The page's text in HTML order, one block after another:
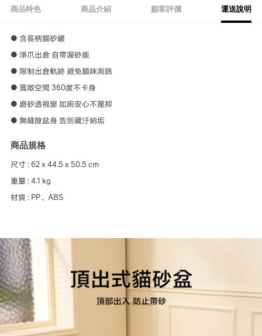
商品特色 商品介紹 顧客評價 運送說明
● 含長柄貓砂鏟
● 淨爪出倉 自帶漏砂版
● 限制出倉軌跡 避免貓咪測跳
● 寬敞空間 360度不卡身
● 磨砂透視窗 如廁安心不壓抑
● 無縫隙盆身 告別藏汙納垢
商品規格
尺寸 : 62 x 44.5 x 50.5 cm
重量 : 4.1 kg
材質 : PP、ABS